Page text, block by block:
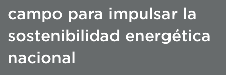
campo para impulsar la
sostenibilidad energética
nacional